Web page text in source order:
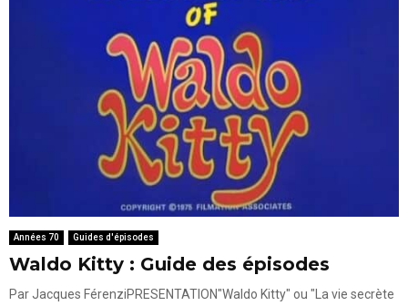
Années 70 Guides d'épisodes
Waldo Kitty : Guide des épisodes
Par Jacques FérenziPRESENTATION"Waldo Kitty" ou "La vie secrète